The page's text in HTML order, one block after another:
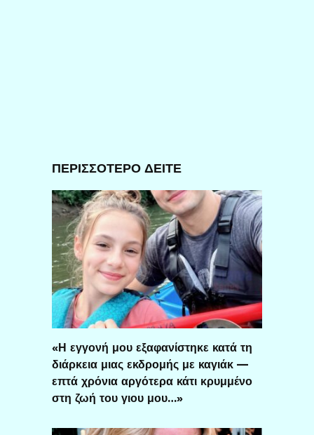
ΠΕΡΙΣΣΟΤΕΡΟ ΔΕΙΤΕ
«Η εγγονή μου εξαφανίστηκε κατά τη
διάρκεια μιας εκδρομής με καγιάκ —
επτά χρόνια αργότερα κάτι κρυμμένο
στη ζωή του γιου μου…»